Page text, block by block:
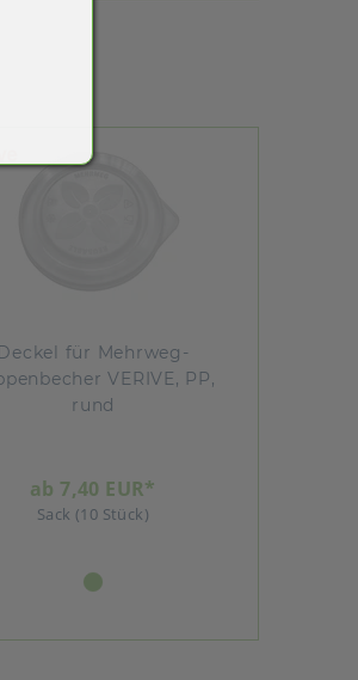
Deckel für Mehrweg-
VERIVE, PP,
rund
ab 7,40 EUR*
Sack (10 Stück)